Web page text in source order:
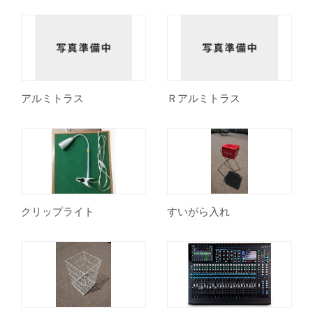
アルミトラス Ｒアルミトラス
クリップライト すいがら入れ